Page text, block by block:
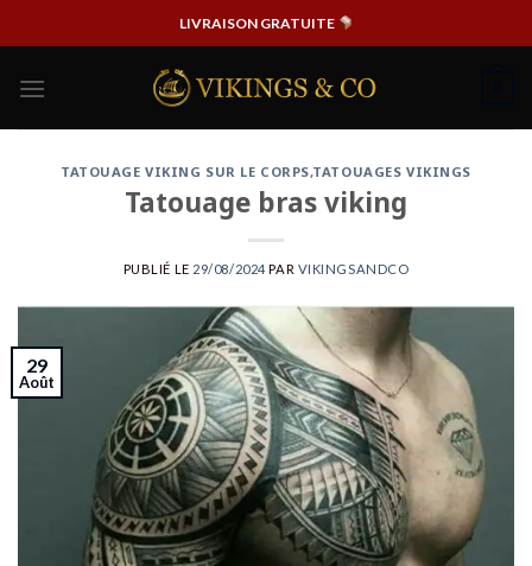
au
LIVRAISON GRATUITE
TATOUAGE VIKING SUR LE CORPS,TATOUAGES VIKINGS
Tatouage bras viking
PUBLIÉ LE 29/08/2024 PAR VIKINGSANDCO
29
Août